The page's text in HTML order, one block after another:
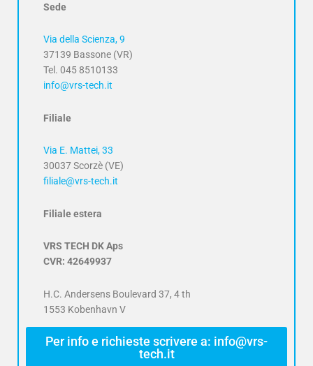
Sede
Via della Scienza, 9
37139 Bassone (VR)
Tel. 045 8510133
info@vrs-tech.it
Filiale
Via E. Mattei, 33
30037 Scorzè (VE)
filiale@vrs-tech.it
Filiale estera
VRS TECH DK Aps
CVR: 42649937
H.C. Andersens Boulevard 37, 4 th
1553 Kobenhavn V
Per info e richieste scrivere a: info@vrs-
tech.it